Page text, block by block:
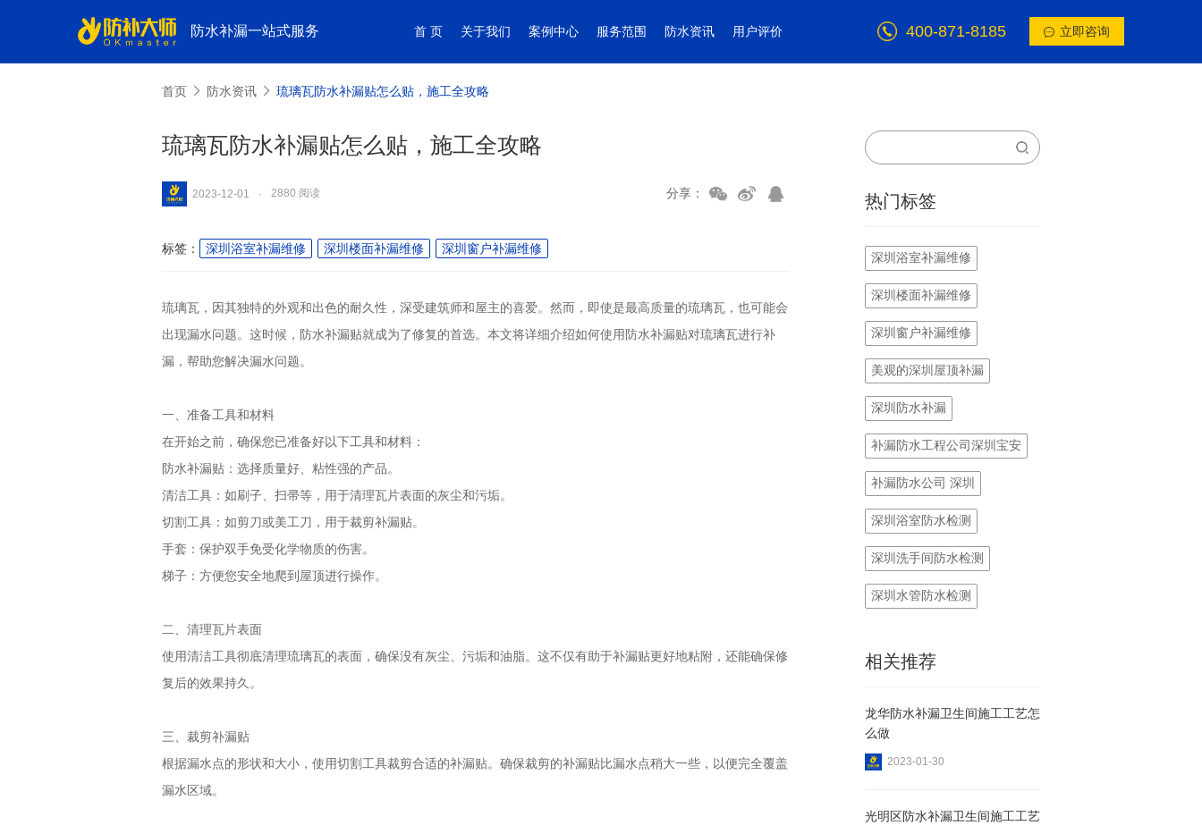
防水补漏一站式服务 首 页 关于我们 案例中心 服务范围 防水资讯 用户评价 400-871-8185 立即咨询
首页 防水资讯 琉璃瓦防水补漏贴怎么贴，施工全攻略
琉璃瓦防水补漏贴怎么贴，施工全攻略
2023-12-01 · 2880 阅读 分享：
标签： 深圳浴室补漏维修 深圳楼面补漏维修 深圳窗户补漏维修
琉璃瓦，因其独特的外观和出色的耐久性，深受建筑师和屋主的喜爱。然而，即使是最高质量的琉璃瓦，也可能会
出现漏水问题。这时候，防水补漏贴就成为了修复的首选。本文将详细介绍如何使用防水补漏贴对琉璃瓦进行补
漏，帮助您解决漏水问题。
一、准备工具和材料
在开始之前，确保您已准备好以下工具和材料：
防水补漏贴：选择质量好、粘性强的产品。
清洁工具：如刷子、扫帚等，用于清理瓦片表面的灰尘和污垢。
切割工具：如剪刀或美工刀，用于裁剪补漏贴。
手套：保护双手免受化学物质的伤害。
梯子：方便您安全地爬到屋顶进行操作。
二、清理瓦片表面
使用清洁工具彻底清理琉璃瓦的表面，确保没有灰尘、污垢和油脂。这不仅有助于补漏贴更好地粘附，还能确保修
复后的效果持久。
三、裁剪补漏贴
根据漏水点的形状和大小，使用切割工具裁剪合适的补漏贴。确保裁剪的补漏贴比漏水点稍大一些，以便完全覆盖
漏水区域。
热门标签
深圳浴室补漏维修
深圳楼面补漏维修
深圳窗户补漏维修
美观的深圳屋顶补漏
深圳防水补漏
补漏防水工程公司深圳宝安
补漏防水公司 深圳
深圳浴室防水检测
深圳洗手间防水检测
深圳水管防水检测
相关推荐
龙华防水补漏卫生间施工工艺怎
么做
2023-01-30
光明区防水补漏卫生间施工工艺